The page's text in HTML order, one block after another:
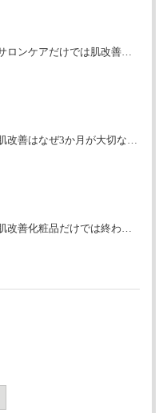
【大阪・本町】サロンケアだけでは肌改善は難しい？｜ホームケアとの組み合わせが大切な理由